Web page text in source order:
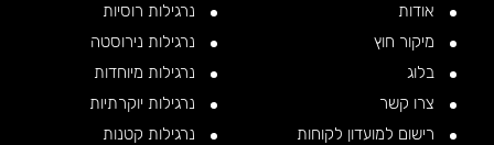
אודות
מיקור חוץ
בלוג
צרו קשר
רישום למועדון לקוחות
נרגילות רוסיות
נרגילות נירוסטה
נרגילות מיוחדות
נרגילות יוקרתיות
נרגילות קטנות